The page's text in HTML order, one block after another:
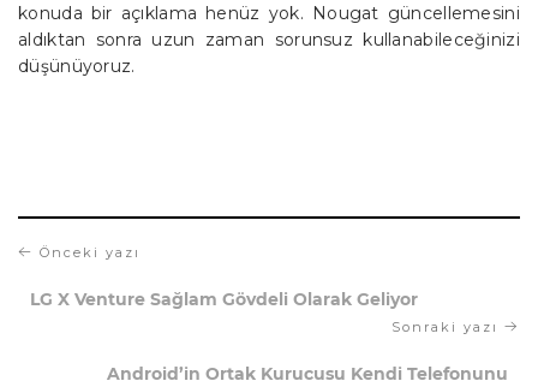
konuda bir açıklama henüz yok. Nougat güncellemesini
aldıktan sonra uzun zaman sorunsuz kullanabileceğinizi
düşünüyoruz.
Önceki yazı
LG X Venture Sağlam Gövdeli Olarak Geliyor
Sonraki yazı
Android’in Ortak Kurucusu Kendi Telefonunu